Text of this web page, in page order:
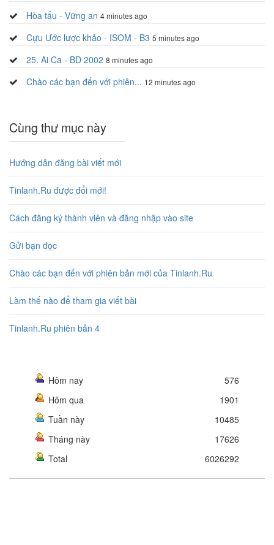
Hòa tấu - Vững an 4 minutes ago
Cựu Ước lược khảo - ISOM - B3 5 minutes ago
25. Ai Ca - BD 2002 8 minutes ago
Chào các bạn đến với phiên... 12 minutes ago
Cùng thư mục này
Hướng dẫn đăng bài viết mới
Tinlanh.Ru được đổi mới!
Cách đăng ký thành viên và đăng nhập vào site
Gửi bạn đọc
Chào các bạn đến với phiên bản mới của Tinlanh.Ru
Làm thế nào để tham gia viết bài
Tinlanh.Ru phiên bản 4
Hôm nay
576
Hôm qua
1901
Tuần này
10485
Tháng này
17626
Total
6026292